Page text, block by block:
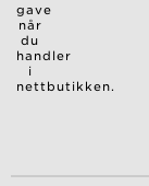
gave
når
du
handler
i
nettbutikken.